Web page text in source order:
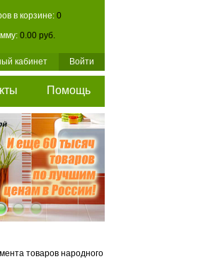
в корзине: 0
0.00 руб.
кабинет Войти
Помощь
товаров народного